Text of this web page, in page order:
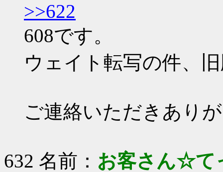
>>622
608です。
ウェイト転写の件、
ご連絡いただきあり
632 名前： お客さん☆て